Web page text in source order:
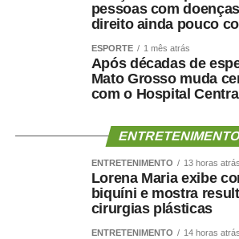
pessoas com
direito ainda pouco
ESPORTE 1 mês atrás
Após décadas de
Mato Grosso muda
com o Hospital Central
ENTRETENIMENTO 13 horas atrás
Lorena Maria exibe
biquíni e mostra
cirurgias plásticas
ENTRETENIMENTO 14 horas atrás